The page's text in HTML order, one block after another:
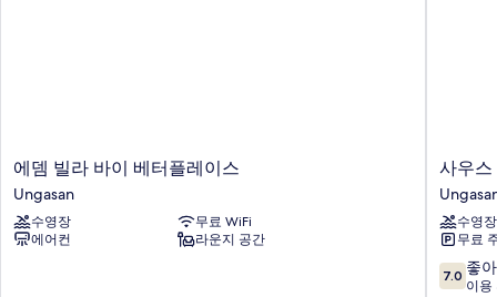
에
뎀
빌
라
바
에뎀 빌라 바이 베터플레이스
Ungasan
수영장
무료 WiFi
에어컨
라운지 공간
사
우
스
빌
라
웅
가
사우스
수영장
무료
10
점
7.0 좋
이용